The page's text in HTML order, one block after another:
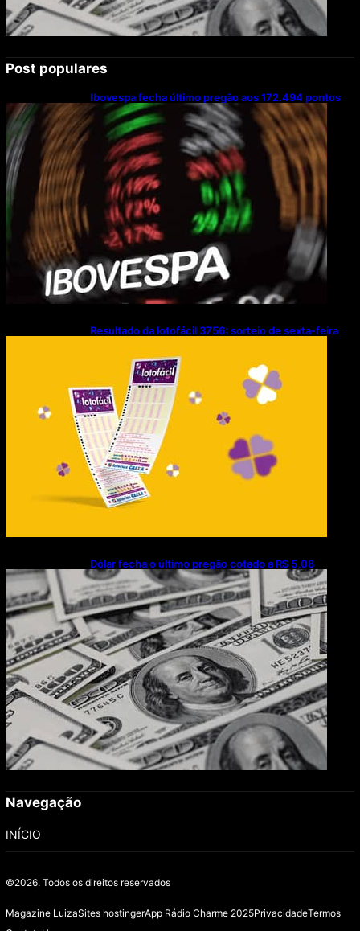
Post populares
Ibovespa fecha último pregão aos 172.494 pontos
Resultado da lotofácil 3756: sorteio de sexta-feira
Dólar fecha o último pregão cotado a R$ 5,08
Navegação
INÍCIO
©2026. Todos os direitos reservados
Magazine LuizaSites hostingerApp Rádio Charme 2025PrivacidadeTermos